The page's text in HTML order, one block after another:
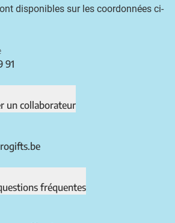
disponibles sur les coordonnées ci-
91
un collaborateur
fréquentes